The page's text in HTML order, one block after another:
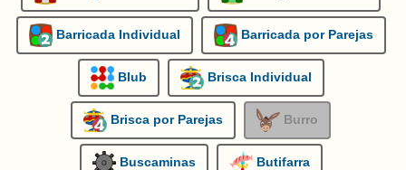
Barricada Individual Barricada por Parejas
Blub Brisca Individual
Brisca por Parejas Burro
Buscaminas Butifarra